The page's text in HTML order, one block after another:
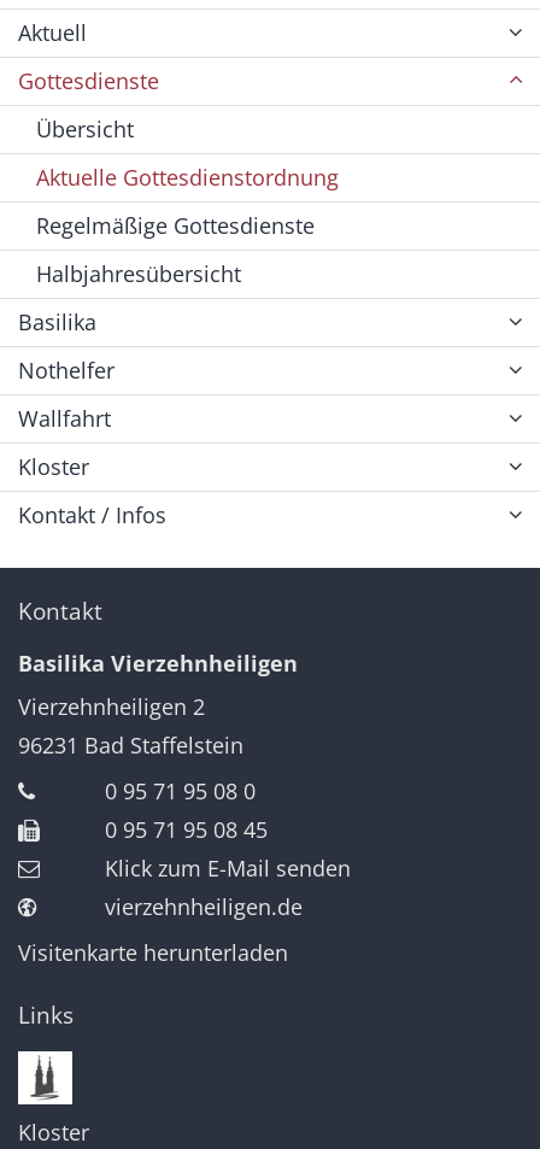
Aktuell
Gottesdienste
Übersicht
Aktuelle Gottesdienstordnung
Regelmäßige Gottesdienste
Halbjahresübersicht
Basilika
Nothelfer
Wallfahrt
Kloster
Kontakt / Infos
Kontakt
Basilika Vierzehnheiligen
Vierzehnheiligen 2
96231 Bad Staffelstein
0 95 71 95 08 0
0 95 71 95 08 45
Klick zum E-Mail senden
vierzehnheiligen.de
Visitenkarte herunterladen
Links
Kloster